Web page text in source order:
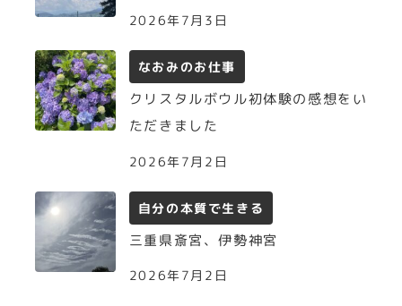
2026年7月3日
なおみのお仕事
クリスタルボウル初体験の感想をい
ただきました
2026年7月2日
自分の本質で生きる
三重県斎宮、伊勢神宮
2026年7月2日